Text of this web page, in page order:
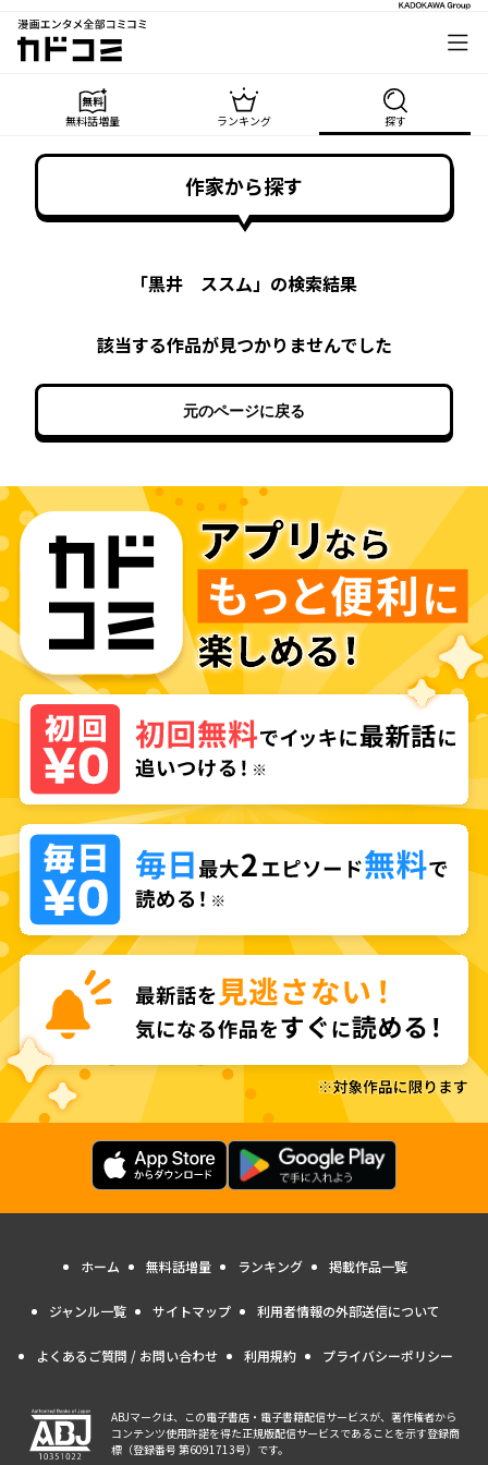
漫画エンタメ全部コミコミ
カドコミ
無料話増量 ランキング 探す
作家から探す
「黒井 ススム」の検索結果
該当する作品が見つかりませんでした
元のページに戻る
ホーム 無料話増量 ランキング 掲載作品一覧
ジャンル一覧 サイトマップ 利用者情報の外部送信について
よくあるご質問 / お問い合わせ 利用規約 プライバシーポリシー
ABJマークは、この電子書店・電子書籍配信サービスが、著作権者から
コンテンツ使用許諾を得た正規版配信サービスであることを示す登録商
標（登録番号 第6091713号）です。